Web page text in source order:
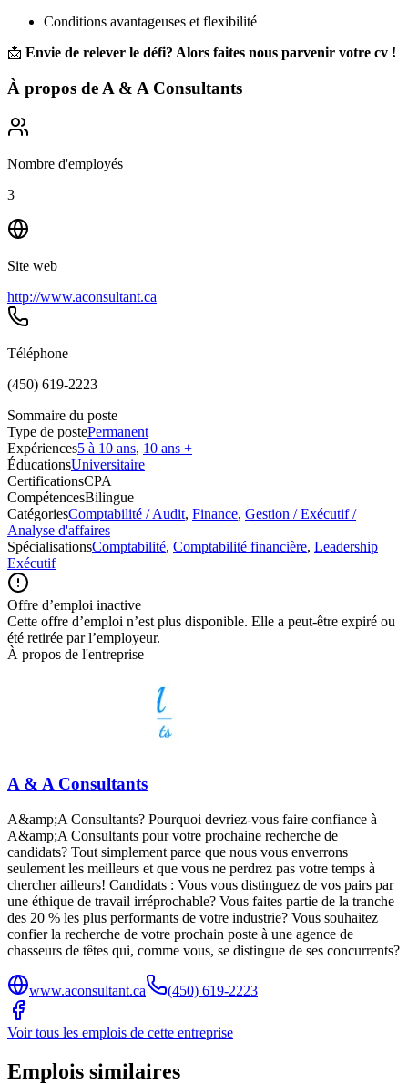
Conditions avantageuses et flexibilité
📩 Envie de relever le défi? Alors faites nous parvenir votre cv !
À propos de A & A Consultants
Nombre d'employés
3
Site web
http://www.aconsultant.ca
Téléphone
(450) 619-2223
Sommaire du poste
Type de postePermanent
Expériences5 à 10 ans, 10 ans +
ÉducationsUniversitaire
CertificationsCPA
CompétencesBilingue
CatégoriesComptabilité / Audit, Finance, Gestion / Exécutif /
Analyse d'affaires
SpécialisationsComptabilité, Comptabilité financière, Leadership
Exécutif
Offre d’emploi inactive
Cette offre d’emploi n’est plus disponible. Elle a peut-être expiré ou
été retirée par l’employeur.
À propos de l'entreprise
A & A Consultants
A&amp;A Consultants? Pourquoi devriez-vous faire confiance à
A&amp;A Consultants pour votre prochaine recherche de
candidats? Tout simplement parce que nous vous enverrons
seulement les meilleurs et que vous ne perdrez pas votre temps à
chercher ailleurs! Candidats : Vous vous distinguez de vos pairs par
une éthique de travail irréprochable? Vous faites partie de la tranche
des 20 % les plus performants de votre industrie? Vous souhaitez
confier la recherche de votre prochain poste à une agence de
chasseurs de têtes qui, comme vous, se distingue de ses concurrents?
www.aconsultant.ca (450) 619-2223
Voir tous les emplois de cette entreprise
Emplois similaires